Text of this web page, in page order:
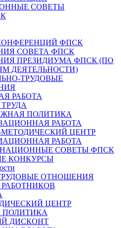
СОВЕТЫ
ФПСК
СОВЕТА ФПСК
ПРЕЗИДИУМА ФПСК (ПО
ДЕЯТЕЛЬНОСТИ)
ТРУДОВЫЕ
РАБОТА
ПОЛИТИКА
РАБОТА
МЕТОДИЧЕСКИЙ ЦЕНТР
РАБОТА
СОВЕТЫ ФПСК
КОНКУРСЫ
ОТНОШЕНИЯ
ЦЕНТР
ДИСКОНТ